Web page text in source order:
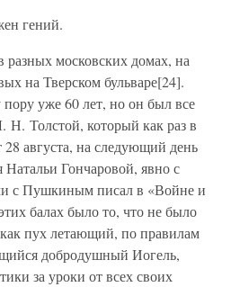
гений.
разных московских домах, на
на Тверском бульваре[24].
уже 60 лет, но он был все
Толстой, который как раз в
28 августа, на следующий день
Натальи Гончаровой, явно с
с Пушкиным писал в «Войне и
балах было то, что не было
пух летающий, по правилам
добродушный Иогель,
за уроки от всех своих